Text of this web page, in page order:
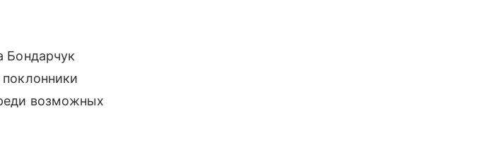
Бондарчук
возможных